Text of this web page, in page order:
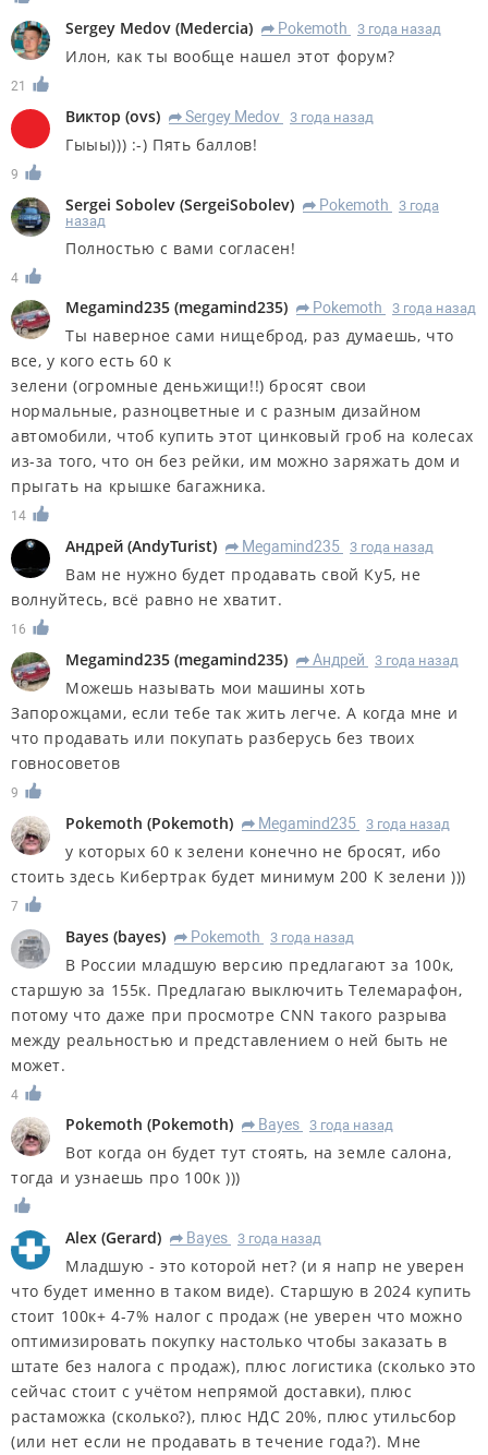
Sergey Medov (Medercia) R Pokemoth 3 года назад
Илон, как ты вообще нашел этот форум?
21
Виктор (ovs) R Sergey Medov 3 года назад
Гыыы))) :-) Пять баллов!
9
Sergei Sobolev (SergeiSobolev) R Pokemoth
3 года
назад
Полностью с вами согласен!
4
Megamind235 (megamind235) R Pokemoth 3 года назад
Ты наверное сами нищеброд, раз думаешь, что
все, у кого есть 60 к
зелени (огромные деньжищи!!) бросят свои
нормальные, разноцветные и с разным дизайном
автомобили, чтоб купить этот цинковый гроб на колесах
из-за того, что он без рейки, им можно заряжать дом и
прыгать на крышке багажника.
14
Андрей (AndyTurist) R Megamind235 3 года назад
Вам не нужно будет продавать свой Ку5, не
волнуйтесь, всё равно не хватит.
16
Megamind235 (megamind235) R Андрей 3 года назад
Можешь называть мои машины хоть
Запорожцами, если тебе так жить легче. А когда мне и
что продавать или покупать разберусь без твоих
говносоветов
9
Pokemoth (Pokemoth) R Megamind235 3 года назад
у которых 60 к зелени конечно не бросят, ибо
стоить здесь Кибертрак будет минимум 200 К зелени )))
7
Bayes (bayes) R Pokemoth 3 года назад
В России младшую версию предлагают за 100к,
старшую за 155к. Предлагаю выключить Телемарафон,
потому что даже при просмотре CNN такого разрыва
между реальностью и представлением о ней быть не
может.
4
Pokemoth (Pokemoth) R Bayes 3 года назад
Вот когда он будет тут стоять, на земле салона,
тогда и узнаешь про 100к )))
Alex (Gerard) R Bayes 3 года назад
Младшую - это которой нет? (и я напр не уверен
что будет именно в таком виде). Старшую в 2024 купить
стоит 100к+ 4-7% налог с продаж (не уверен что можно
оптимизировать покупку настолько чтобы заказать в
штате без налога с продаж), плюс логистика (сколько это
сейчас стоит с учётом непрямой доставки), плюс
растаможка (сколько?), плюс НДС 20%, плюс утильсбор
(или нет если не продавать в течение года?). Мне